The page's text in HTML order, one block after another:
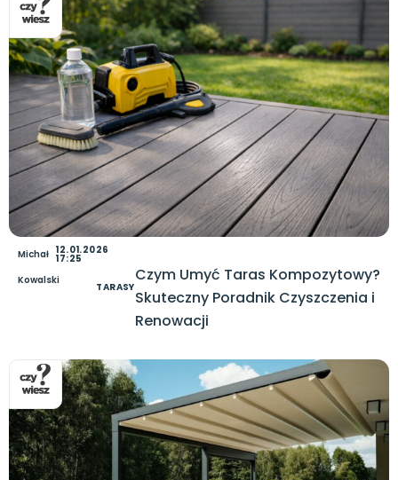
Michał
Kowalski
12.01.2026
17:25
TARASY
Czym Umyć Taras Kompozytowy?
Skuteczny Poradnik Czyszczenia i
Renowacji